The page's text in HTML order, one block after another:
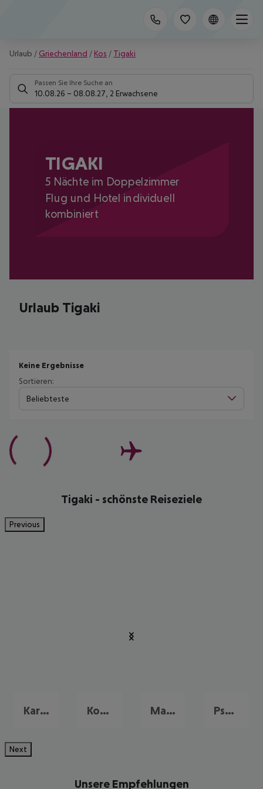
Urlaub / Griechenland / Kos / Tigaki
Passen Sie Ihre Suche an
10.08.26 – 08.08.27 2 Erwachsene
TIGAKI
5 Nächte im Doppelzimmer
Flug und Hotel individuell
kombiniert
Urlaub Tigaki
Keine Ergebnisse
Sortieren:
Beliebteste
Tigaki - schönste Reiseziele
Previous
Kardamena Kos Stadt Mastichari Psalidi
Next
Unsere Empfehlungen